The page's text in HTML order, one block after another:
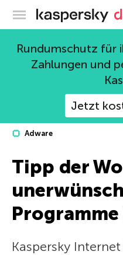
Rundumschutz für
Zahlungen und
Jetzt
Adware
Tipp der
Kaspersky